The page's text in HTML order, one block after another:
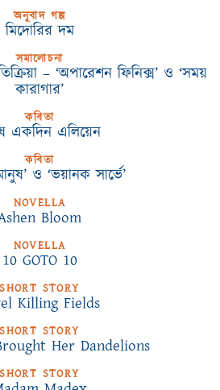
অনুবাদ গল্প
মিদোরির দম
সমালোচনা
– ‘অপারেশন ফিনিক্স’ ও ‘সময়
কারাগার’
কবিতা
একদিন এলিয়েন
কবিতা
ও ‘ভয়ানক সার্ভে’
NOVELLA
Bloom
NOVELLA
10 GOTO 10
SHORT STORY
Killing Fields
SHORT STORY
Her Dandelions
SHORT STORY